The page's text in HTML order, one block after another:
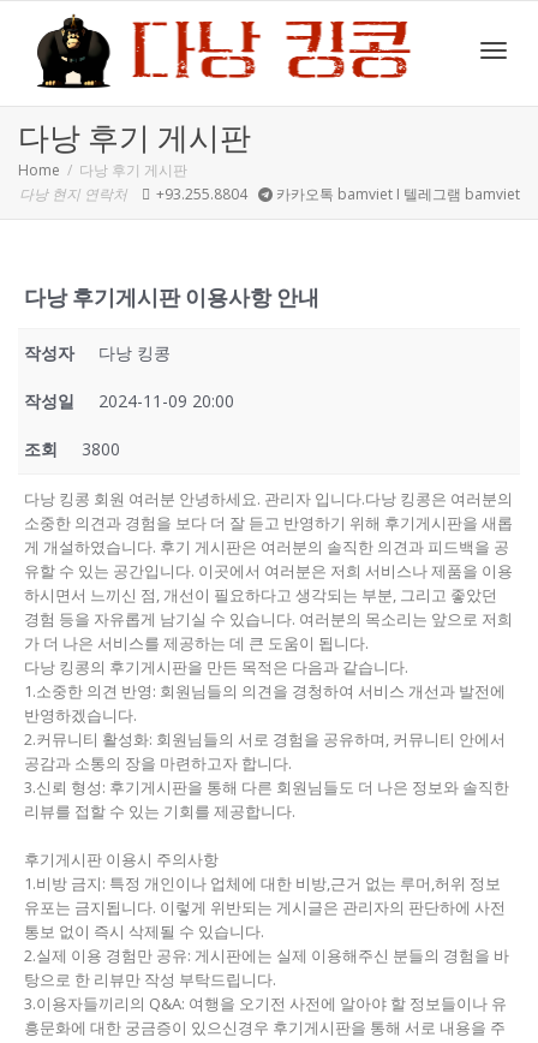
다낭 후기 게시판
Home
다낭 후기 게시판
다낭 현지 연락처
+93.255.8804 카카오톡 bamviet I 텔레그램 bamviet
다낭 후기게시판 이용사항 안내
작성자 다낭 킹콩
작성일 2024-11-09 20:00
조회 3800
다낭 킹콩 회원 여러분 안녕하세요. 관리자 입니다.다낭 킹콩은 여러분의
소중한 의견과 경험을 보다 더 잘 듣고 반영하기 위해 후기게시판을 새롭
게 개설하였습니다. 후기 게시판은 여러분의 솔직한 의견과 피드백을 공
유할 수 있는 공간입니다. 이곳에서 여러분은 저희 서비스나 제품을 이용
하시면서 느끼신 점, 개선이 필요하다고 생각되는 부분, 그리고 좋았던
경험 등을 자유롭게 남기실 수 있습니다. 여러분의 목소리는 앞으로 저희
가 더 나은 서비스를 제공하는 데 큰 도움이 됩니다.
다낭 킹콩의 후기게시판을 만든 목적은 다음과 같습니다.
1.소중한 의견 반영: 회원님들의 의견을 경청하여 서비스 개선과 발전에
반영하겠습니다.
2.커뮤니티 활성화: 회원님들의 서로 경험을 공유하며, 커뮤니티 안에서
공감과 소통의 장을 마련하고자 합니다.
3.신뢰 형성: 후기게시판을 통해 다른 회원님들도 더 나은 정보와 솔직한
리뷰를 접할 수 있는 기회를 제공합니다.
후기게시판 이용시 주의사항
1.비방 금지: 특정 개인이나 업체에 대한 비방,근거 없는 루머,허위 정보
유포는 금지됩니다. 이렇게 위반되는 게시글은 관리자의 판단하에 사전
통보 없이 즉시 삭제될 수 있습니다.
2.실제 이용 경험만 공유: 게시판에는 실제 이용해주신 분들의 경험을 바
탕으로 한 리뷰만 작성 부탁드립니다.
3.이용자들끼리의 Q&A: 여행을 오기전 사전에 알아야 할 정보들이나 유
흥문화에 대한 궁금증이 있으신경우 후기게시판을 통해 서로 내용을 주